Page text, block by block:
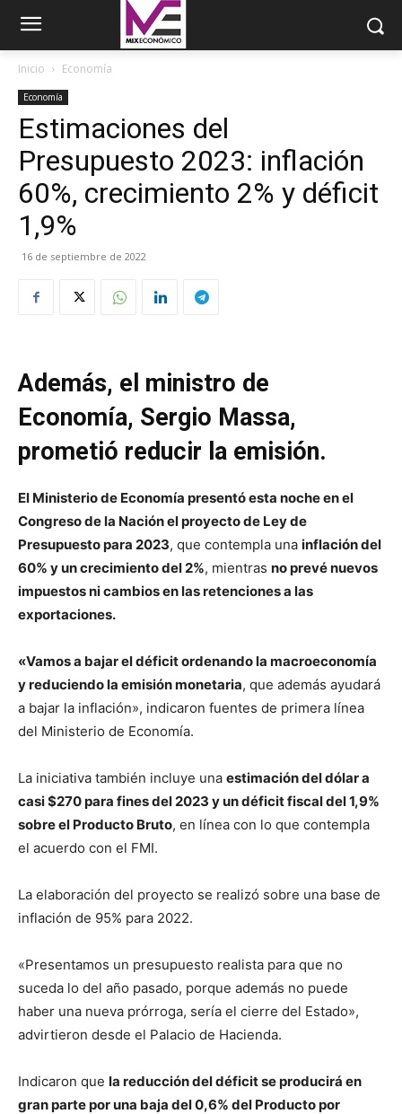
Inicio Economía
Economía
Estimaciones del
Presupuesto 2023: inflación
60%, crecimiento 2% y déficit
1,9%
16 de septiembre de 2022
Además, el ministro de
Economía, Sergio Massa,
prometió reducir la emisión.
El Ministerio de Economía presentó esta noche en el
Congreso de la Nación el proyecto de Ley de
Presupuesto para 2023, que contempla una inflación del
60% y un crecimiento del 2%, mientras no prevé nuevos
impuestos ni cambios en las retenciones a las
exportaciones.
«Vamos a bajar el déficit ordenando la macroeconomía
y reduciendo la emisión monetaria, que además ayudará
a bajar la inflación», indicaron fuentes de primera línea
del Ministerio de Economía.
La iniciativa también incluye una estimación del dólar a
casi $270 para fines del 2023 y un déficit fiscal del 1,9%
sobre el Producto Bruto, en línea con lo que contempla
el acuerdo con el FMI.
La elaboración del proyecto se realizó sobre una base de
inflación de 95% para 2022.
«Presentamos un presupuesto realista para que no
suceda lo del año pasado, porque además no puede
haber una nueva prórroga, sería el cierre del Estado»,
advirtieron desde el Palacio de Hacienda.
Indicaron que la reducción del déficit se producirá en
gran parte por una baja del 0,6% del Producto por